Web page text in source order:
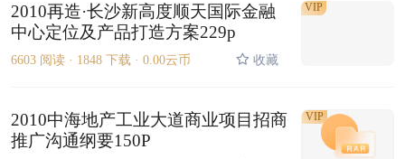
2010再造·长沙新高度顺天国际金融
中心定位及产品打造方案229p
6603 阅读 · 1848 下载 · 0.00云币 收藏
VIP
2010中海地产工业大道商业项目招商
推广沟通纲要150P
VIP